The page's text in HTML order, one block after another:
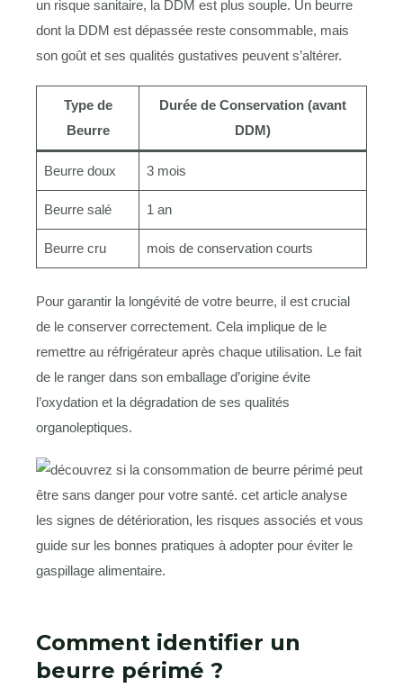
un risque sanitaire, la DDM est plus souple. Un beurre
dont la DDM est dépassée reste consommable, mais
son goût et ses qualités gustatives peuvent s’altérer.
Type de
Beurre
Durée de Conservation (avant
DDM)
Beurre doux 3 mois
Beurre salé 1 an
Beurre cru mois de conservation courts
Pour garantir la longévité de votre beurre, il est crucial
de le conserver correctement. Cela implique de le
remettre au réfrigérateur après chaque utilisation. Le fait
de le ranger dans son emballage d’origine évite
l’oxydation et la dégradation de ses qualités
organoleptiques.
Comment identifier un
beurre périmé ?